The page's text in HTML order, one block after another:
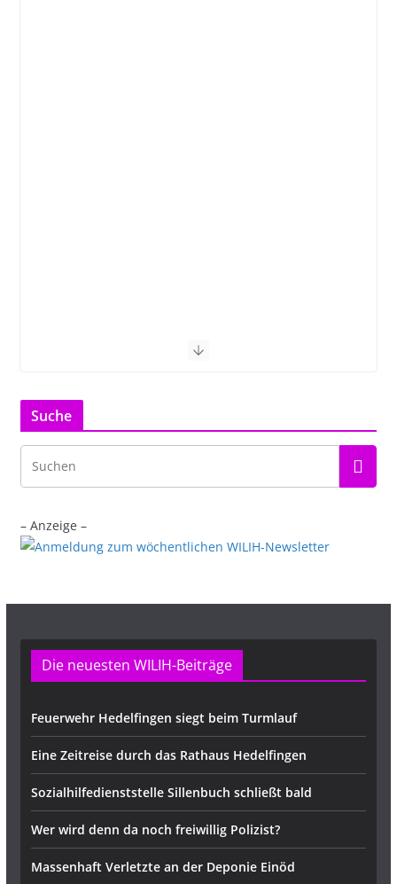
Suche
– Anzeige –
Die neuesten WILIH-Beiträge
Feuerwehr Hedelfingen siegt beim Turmlauf
Eine Zeitreise durch das Rathaus Hedelfingen
Sozialhilfedienststelle Sillenbuch schließt bald
Wer wird denn da noch freiwillig Polizist?
Massenhaft Verletzte an der Deponie Einöd